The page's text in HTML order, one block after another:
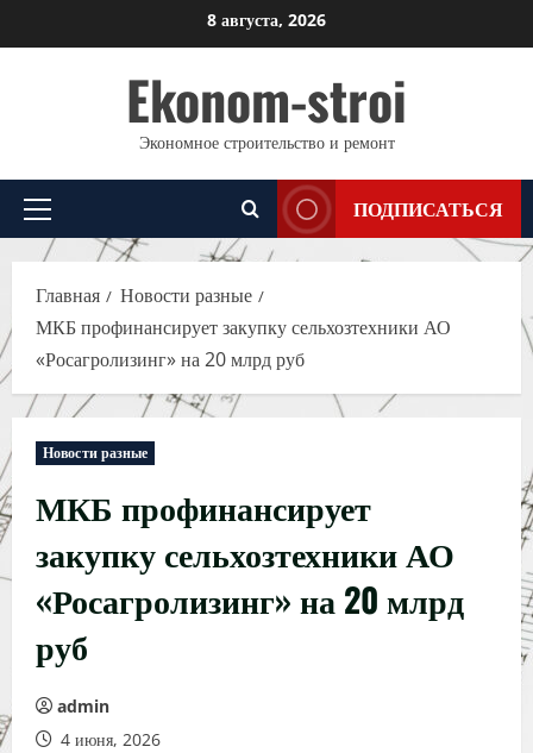
к
8 августа, 2026
Ekonom-stroi
Экономное строительство и ремонт
Основное
меню
ПОДПИСАТЬСЯ
Главная
Новости разные
МКБ профинансирует закупку сельхозтехники АО
«Росагролизинг» на 20 млрд руб
Новости разные
МКБ профинансирует
закупку сельхозтехники АО
«Росагролизинг» на 20 млрд
руб
admin
4 июня, 2026